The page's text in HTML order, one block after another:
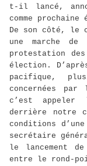
t-il lancé,
comme prochaine
De son côté, le
une marche
protestation
élection.
pacifique,
concernées
c’est
derrière notre
conditions
secrétaire
le lancement
entre le rond-